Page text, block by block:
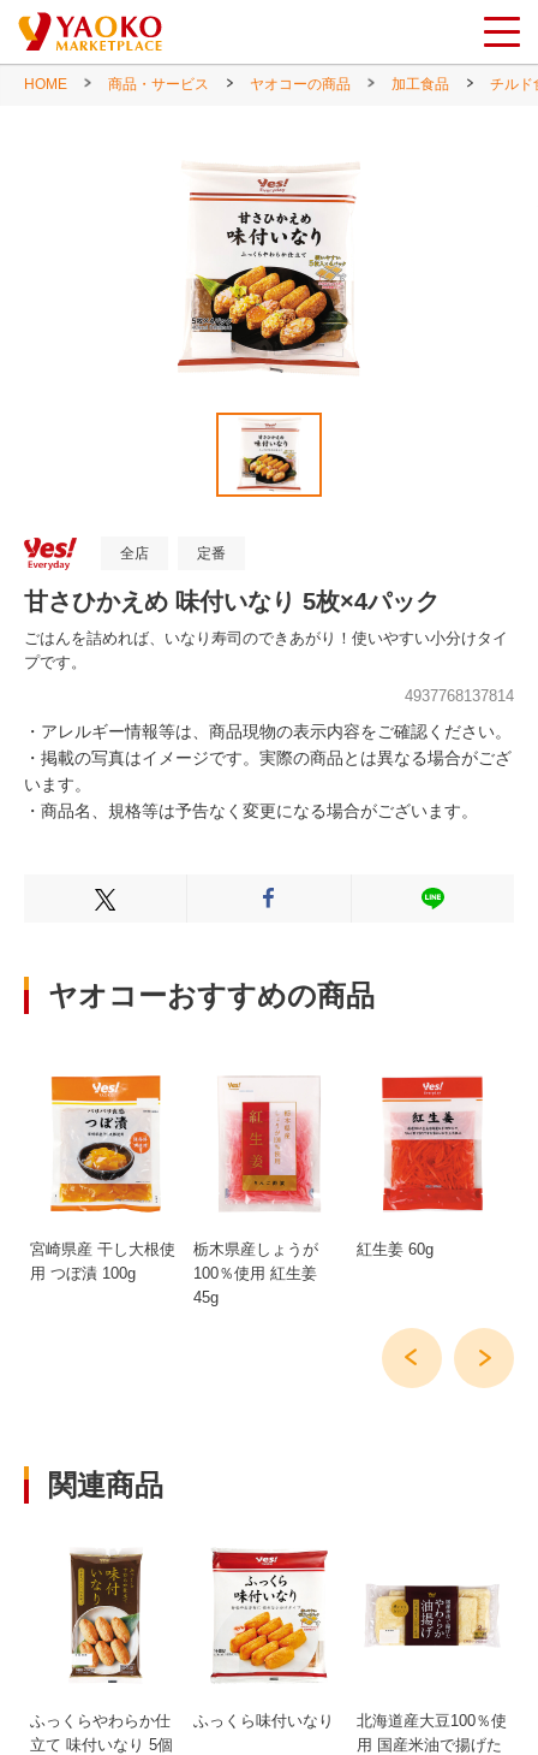
HOME 商品・サービス ヤオコーの商品 加工食品 チルド
全店 定番
甘さひかえめ 味付いなり 5枚×4パック
ごはんを詰めれば、いなり寿司のできあがり！使いやすい小分けタイ
プです。
4937768137814
・アレルギー情報等は、商品現物の表示内容をご確認ください。
・掲載の写真はイメージです。実際の商品とは異なる場合がござ
います。
・商品名、規格等は予告なく変更になる場合がございます。
Xでシェアする FacebookでシェアするLINEでシェ
ヤオコーおすすめの商品
宮崎県産 干し大根使
用 つぼ漬 100g
栃木県産しょうが
100％使用 紅生姜
45g
紅生姜 60g
関連商品
ふっくらやわらか仕
立て 味付いなり 5個
ふっくら味付いなり
北海道産大豆100％使
用 国産米油で揚げた